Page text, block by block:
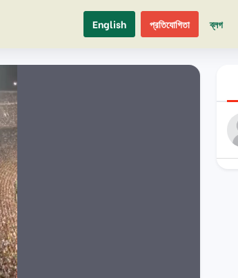
English প্রতিযোগিতা ব্লগ